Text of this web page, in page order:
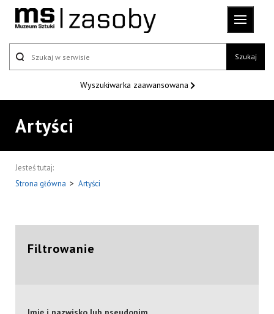
Szukaj
Wyszukiwarka zaawansowana
Artyści
Jesteś tutaj:
Strona główna > Artyści
Filtrowanie